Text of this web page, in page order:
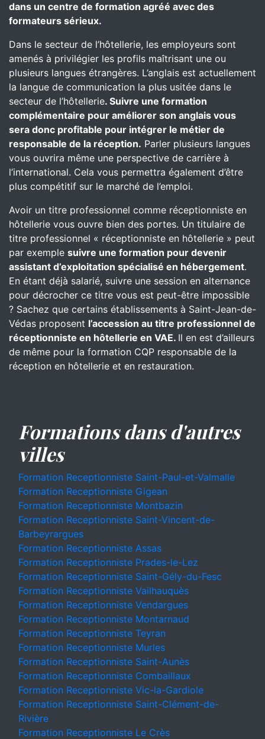
dans un centre de formation agréé avec des
formateurs sérieux.
Dans le secteur de l’hôtellerie, les employeurs sont
amenés à privilégier les profils maîtrisant une ou
plusieurs langues étrangères. L’anglais est actuellement
la langue de communication la plus usitée dans le
secteur de l’hôtellerie. Suivre une formation
complémentaire pour améliorer son anglais vous
sera donc profitable pour intégrer le métier de
responsable de la réception. Parler plusieurs langues
vous ouvrira même une perspective de carrière à
l’international. Cela vous permettra également d’être
plus compétitif sur le marché de l’emploi.
Avoir un titre professionnel comme réceptionniste en
hôtellerie vous ouvre bien des portes. Un titulaire de
titre professionnel « réceptionniste en hôtellerie » peut
par exemple suivre une formation pour devenir
assistant d’exploitation spécialisé en hébergement.
En étant déjà salarié, suivre une session en alternance
pour décrocher ce titre vous est peut-être impossible
? Sachez que certains établissements à Saint-Jean-de-
Védas proposent l’accession au titre professionnel de
réceptionniste en hôtellerie en VAE. Il en est d’ailleurs
de même pour la formation CQP responsable de la
réception en hôtellerie et en restauration.
Formations dans d'autres
villes
Formation Receptionniste Saint-Paul-et-Valmalle
Formation Receptionniste Gigean
Formation Receptionniste Montbazin
Formation Receptionniste Saint-Vincent-de-
Barbeyrargues
Formation Receptionniste Assas
Formation Receptionniste Prades-le-Lez
Formation Receptionniste Saint-Gély-du-Fesc
Formation Receptionniste Vailhauquès
Formation Receptionniste Vendargues
Formation Receptionniste Montarnaud
Formation Receptionniste Teyran
Formation Receptionniste Murles
Formation Receptionniste Saint-Aunès
Formation Receptionniste Combaillaux
Formation Receptionniste Vic-la-Gardiole
Formation Receptionniste Saint-Clément-de-
Rivière
Formation Receptionniste Le Crès